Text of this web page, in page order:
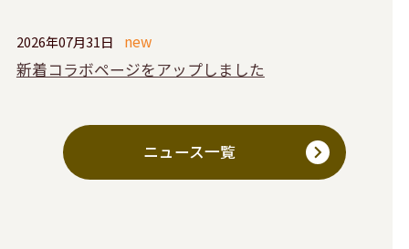
2026年07月31日
新着コラボページをアップしました
ニュース一覧